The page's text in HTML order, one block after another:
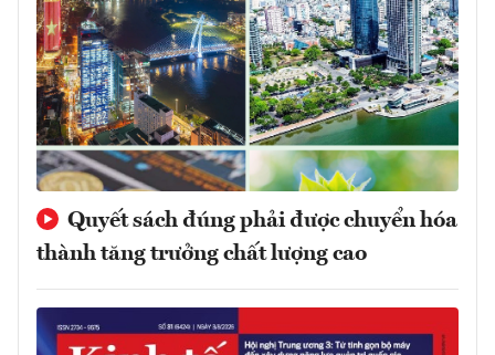
Quyết sách đúng phải được chuyển hóa
thành tăng trưởng chất lượng cao